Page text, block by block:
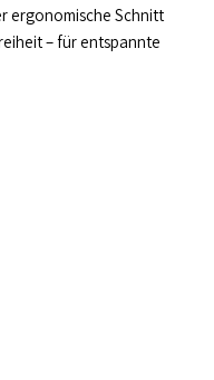
ergonomische Schnitt
– für entspannte